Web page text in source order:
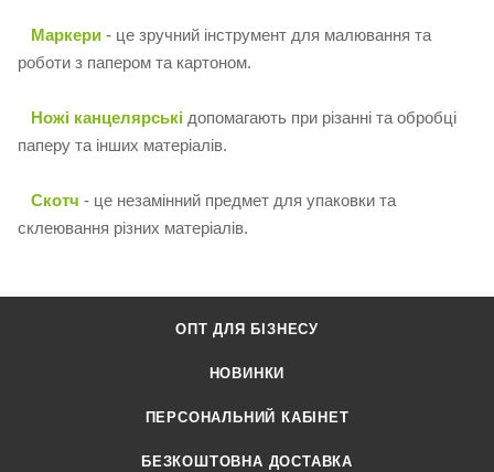
Маркери - це зручний інструмент для малювання та
роботи з папером та картоном.
Ножі канцелярські допомагають при різанні та обробці
паперу та інших матеріалів.
Скотч - це незамінний предмет для упаковки та
склеювання різних матеріалів.
ОПТ ДЛЯ БІЗНЕСУ
НОВИНКИ
ПЕРСОНАЛЬНИЙ КАБІНЕТ
БЕЗКОШТОВНА ДОСТАВКА